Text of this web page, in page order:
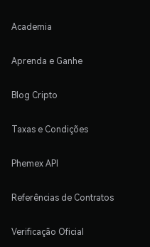
Academia
Aprenda e Ganhe
Blog Cripto
Taxas e Condições
Phemex API
Referências de Contratos
Verificação Oficial